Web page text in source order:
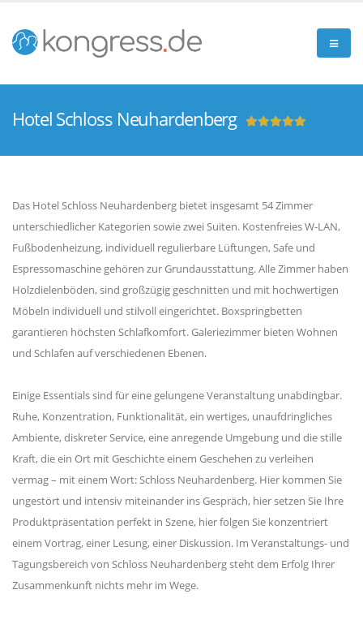
Hotel Schloss Neuhardenberg
Das Hotel Schloss Neuhardenberg bietet insgesamt 54 Zimmer
unterschiedlicher Kategorien sowie zwei Suiten. Kostenfreies W-LAN,
Fußbodenheizung, individuell regulierbare Lüftungen, Safe und
Espressomaschine gehören zur Grundausstattung. Alle Zimmer haben
Holzdielenböden, sind großzügig geschnitten und mit hochwertigen
Möbeln individuell und stilvoll eingerichtet. Boxspringbetten
garantieren höchsten Schlafkomfort. Galeriezimmer bieten Wohnen
und Schlafen auf verschiedenen Ebenen.
Einige Essentials sind für eine gelungene Veranstaltung unabdingbar.
Ruhe, Konzentration, Funktionalität, ein wertiges, unaufdringliches
Ambiente, diskreter Service, eine anregende Umgebung und die stille
Kraft, die ein Ort mit Geschichte einem Geschehen zu verleihen
vermag – mit einem Wort: Schloss Neuhardenberg. Hier kommen Sie
ungestört und intensiv miteinander ins Gespräch, hier setzen Sie Ihre
Produktpräsentation perfekt in Szene, hier folgen Sie konzentriert
einem Vortrag, einer Lesung, einer Diskussion. Im Veranstaltungs- und
Tagungsbereich von Schloss Neuhardenberg steht dem Erfolg Ihrer
Zusammenkunft nichts mehr im Wege.